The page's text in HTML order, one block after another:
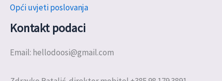
Opći uvjeti poslovanja
Kontakt podaci
Email: hellodoosi@gmail.com